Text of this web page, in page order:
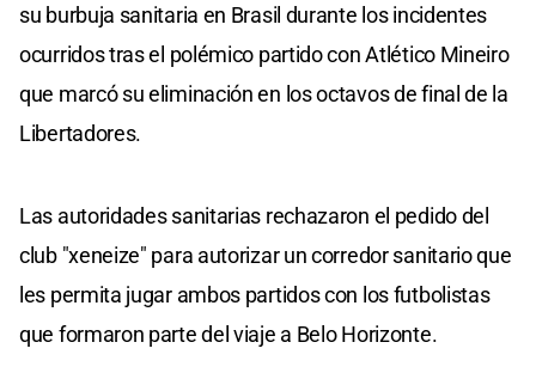
su burbuja sanitaria en Brasil durante los incidentes
ocurridos tras el polémico partido con Atlético Mineiro
que marcó su eliminación en los octavos de final de la
Libertadores.
Las autoridades sanitarias rechazaron el pedido del
club "xeneize" para autorizar un corredor sanitario que
les permita jugar ambos partidos con los futbolistas
que formaron parte del viaje a Belo Horizonte.